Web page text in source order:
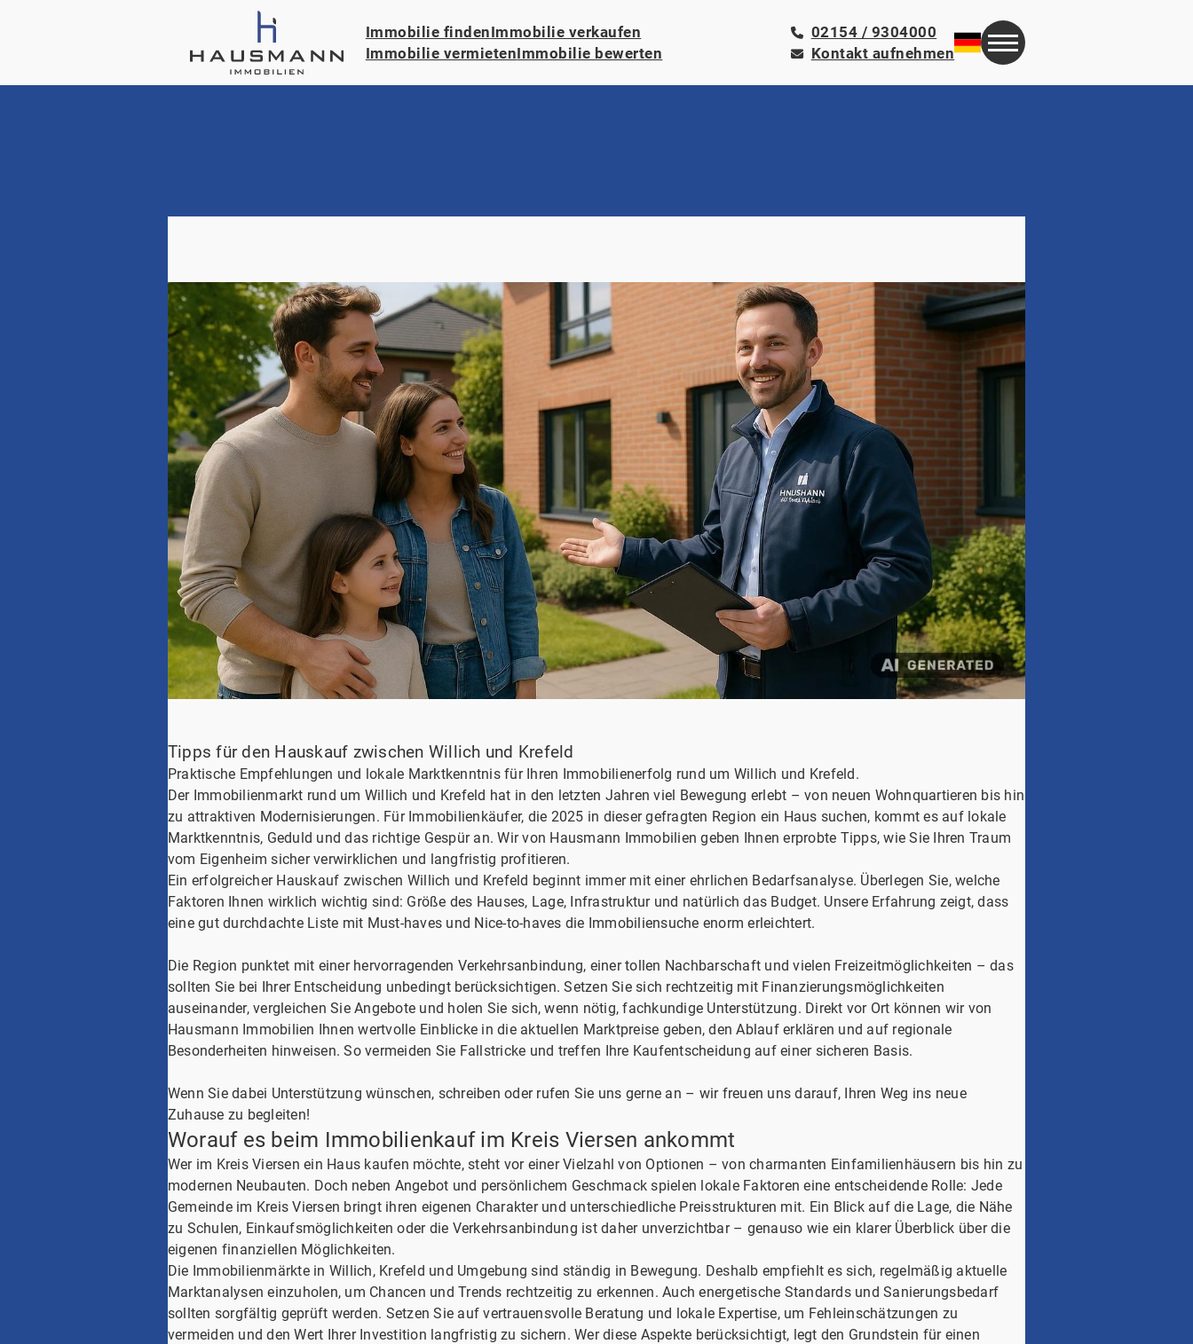
Immobilie findenImmobilie verkaufen
Immobilie vermietenImmobilie bewerten
02154 / 9304000
Kontakt aufnehmen
Tipps für den Hauskauf zwischen Willich und Krefeld
Praktische Empfehlungen und lokale Marktkenntnis für Ihren Immobilienerfolg rund um Willich und Krefeld.
Der Immobilienmarkt rund um Willich und Krefeld hat in den letzten Jahren viel Bewegung erlebt – von neuen Wohnquartieren bis hin
zu attraktiven Modernisierungen. Für Immobilienkäufer, die 2025 in dieser gefragten Region ein Haus suchen, kommt es auf lokale
Marktkenntnis, Geduld und das richtige Gespür an. Wir von Hausmann Immobilien geben Ihnen erprobte Tipps, wie Sie Ihren Traum
vom Eigenheim sicher verwirklichen und langfristig profitieren.
Ein erfolgreicher Hauskauf zwischen Willich und Krefeld beginnt immer mit einer ehrlichen Bedarfsanalyse. Überlegen Sie, welche
Faktoren Ihnen wirklich wichtig sind: Größe des Hauses, Lage, Infrastruktur und natürlich das Budget. Unsere Erfahrung zeigt, dass
eine gut durchdachte Liste mit Must-haves und Nice-to-haves die Immobiliensuche enorm erleichtert.
Die Region punktet mit einer hervorragenden Verkehrsanbindung, einer tollen Nachbarschaft und vielen Freizeitmöglichkeiten – das
sollten Sie bei Ihrer Entscheidung unbedingt berücksichtigen. Setzen Sie sich rechtzeitig mit Finanzierungsmöglichkeiten
auseinander, vergleichen Sie Angebote und holen Sie sich, wenn nötig, fachkundige Unterstützung. Direkt vor Ort können wir von
Hausmann Immobilien Ihnen wertvolle Einblicke in die aktuellen Marktpreise geben, den Ablauf erklären und auf regionale
Besonderheiten hinweisen. So vermeiden Sie Fallstricke und treffen Ihre Kaufentscheidung auf einer sicheren Basis.
Wenn Sie dabei Unterstützung wünschen, schreiben oder rufen Sie uns gerne an – wir freuen uns darauf, Ihren Weg ins neue
Zuhause zu begleiten!
Worauf es beim Immobilienkauf im Kreis Viersen ankommt
Wer im Kreis Viersen ein Haus kaufen möchte, steht vor einer Vielzahl von Optionen – von charmanten Einfamilienhäusern bis hin zu
modernen Neubauten. Doch neben Angebot und persönlichem Geschmack spielen lokale Faktoren eine entscheidende Rolle: Jede
Gemeinde im Kreis Viersen bringt ihren eigenen Charakter und unterschiedliche Preisstrukturen mit. Ein Blick auf die Lage, die Nähe
zu Schulen, Einkaufsmöglichkeiten oder die Verkehrsanbindung ist daher unverzichtbar – genauso wie ein klarer Überblick über die
eigenen finanziellen Möglichkeiten.
Die Immobilienmärkte in Willich, Krefeld und Umgebung sind ständig in Bewegung. Deshalb empfiehlt es sich, regelmäßig aktuelle
Marktanalysen einzuholen, um Chancen und Trends rechtzeitig zu erkennen. Auch energetische Standards und Sanierungsbedarf
sollten sorgfältig geprüft werden. Setzen Sie auf vertrauensvolle Beratung und lokale Expertise, um Fehleinschätzungen zu
vermeiden und den Wert Ihrer Investition langfristig zu sichern. Wer diese Aspekte berücksichtigt, legt den Grundstein für einen